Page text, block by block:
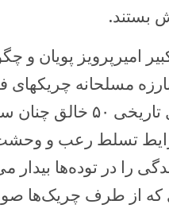
بستند.
امیر‌پرویز پویان و
مسلحانه چریکهای
چریکهای فدائی خلق در
تسلط رعب و
را در توده‌ها
که از طرف چریک‌ها